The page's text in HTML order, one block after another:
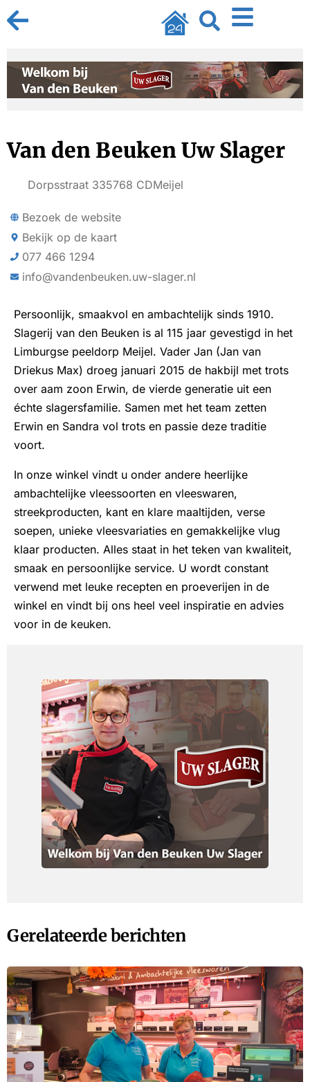
Van den Beuken Uw Slager
Dorpsstraat 335768 CDMeijel
Bezoek de website
Bekijk op de kaart
077 466 1294
info@vandenbeuken.uw-slager.nl
Persoonlijk, smaakvol en ambachtelijk sinds 1910.
Slagerij van den Beuken is al 115 jaar gevestigd in het
Limburgse peeldorp Meijel. Vader Jan (Jan van
Driekus Max) droeg januari 2015 de hakbijl met trots
over aam zoon Erwin, de vierde generatie uit een
échte slagersfamilie. Samen met het team zetten
Erwin en Sandra vol trots en passie deze traditie
voort.
In onze winkel vindt u onder andere heerlijke
ambachtelijke vleessoorten en vleeswaren,
streekproducten, kant en klare maaltijden, verse
soepen, unieke vleesvariaties en gemakkelijke vlug
klaar producten. Alles staat in het teken van kwaliteit,
smaak en persoonlijke service. U wordt constant
verwend met leuke recepten en proeverijen in de
winkel en vindt bij ons heel veel inspiratie en advies
voor in de keuken.
Gerelateerde berichten